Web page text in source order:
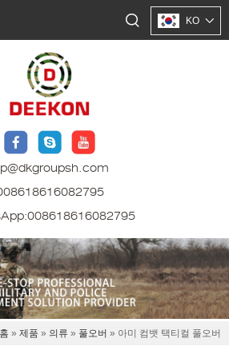
KO
008618616082795
홈 » 제품 » 의류 » 풀오버 » 아미 컴뱃 택티컬 풀오버